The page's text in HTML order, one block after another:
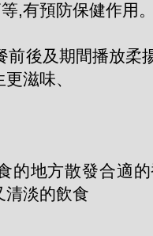
,有預防保健作用。
前後及期間播放柔
滋味、
的地方散發合適
清淡的飲食